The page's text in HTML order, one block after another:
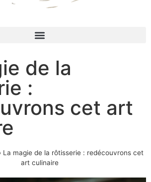
de la
:
cet art
La magie de la rôtisserie : redécouvrons cet
art culinaire